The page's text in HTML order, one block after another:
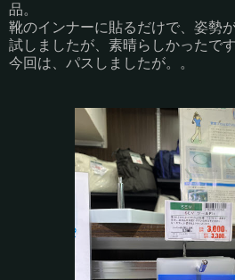
品。
靴のインナーに貼るだけで、姿勢
試しましたが、素晴らしかったです
今回は、パスしましたが。。